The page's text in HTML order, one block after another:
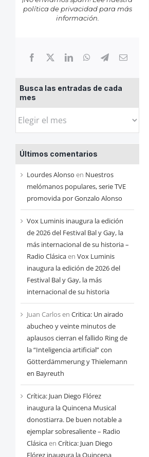
política de privacidadpara más
información.
Busca las entradas de cada
mes
Busca
entradas
de
cada
mes
Últimos comentarios
Lourdes Alonso en Nuestros
melómanos populares, serie TVE
promovida por Gonzalo Alonso
Vox Luminis inaugura la edición
de 2026 del Festival Bal y Gay, la
más internacional de su historia –
Radio Clásicaen Vox Luminis
inaugura la edición de 2026 del
Festival Bal y Gay, la más
internacional de su historia
Juan Carlosen Critica: Un airado
abucheo y veinte minutos de
aplausos cierran el fallido Ring de
la “Inteligencia artificial” con
Götterdämmerung y Thielemann
en Bayreuth
Crítica: Juan Diego Flórez
inaugura la Quincena Musical
donostiarra. De buen notable a
ejemplar sobresaliente – Radio
Clásicaen Crítica: Juan Diego
Flórez inaugura la Quincena